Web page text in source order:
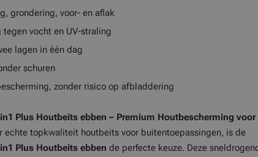
grondering, voor- en aflak
vocht en UV-straling
lagen in één dag
schuren
zonder risico op afbladdering
Plus Houtbeits ebben – Premium Houtbescherming voor
echte topkwaliteit houtbeits voor buitentoepassingen, is de
Plus Houtbeits ebben de perfecte keuze. Deze